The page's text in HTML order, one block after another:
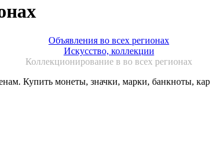
Объявления во всех регионах
Искусство, коллекции
Коллекционирование в во всех регионах
Купить монеты, значки, марки, банкноты,